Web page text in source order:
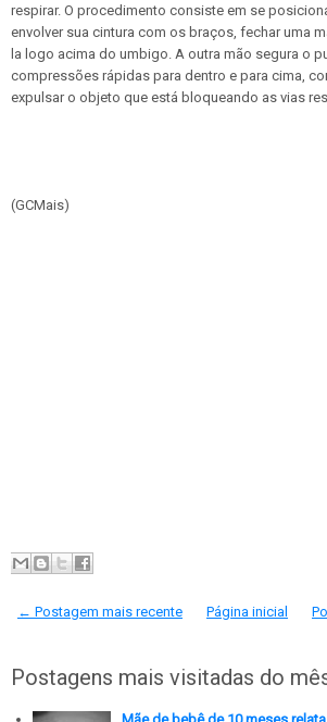
respirar. O procedimento consiste em se
envolver sua cintura com os braços, fechar uma
la logo acima do umbigo. A outra mão segura o
compressões rápidas para dentro e para cima,
expulsar o objeto que está bloqueando as vias
(GCMais)
← Postagem mais recente Página inicial
Postagens mais visitadas do